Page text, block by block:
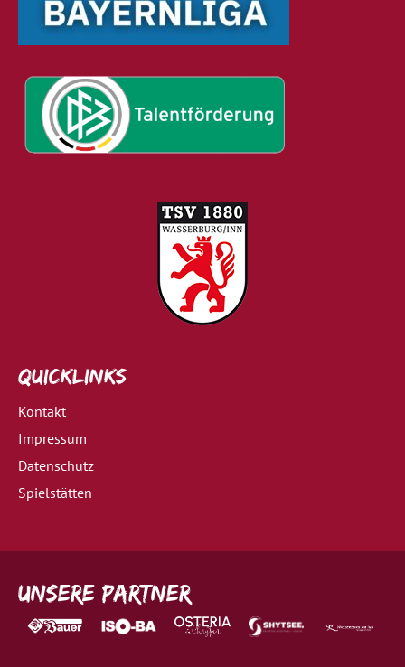
Quicklinks
Kontakt
Impressum
Datenschutz
Spielstätten
Unsere Partner